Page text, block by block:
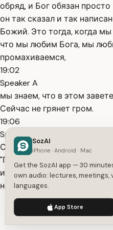
обряд, и Бог обязан
он так сказал и так
Божий. Это тогда, когда
что мы любим Бога, мы
промахиваемся,
19:02
Speaker A
мы знаем, что в этом
Сейчас не грянет гром.
19:06
Speaker A
Сейчас не не произойдёт
"Господи, прости. Господи,
иметь ничего общего. И
на твоей жизни". Аминь. И
это единство с Богом. Это
19:28
Speaker A
We use cookies to enhance your
SozAI
iPhone · Android · Mac
Get the SozAI app — 30
own audio: lectures, meetings,
languages.
App Store